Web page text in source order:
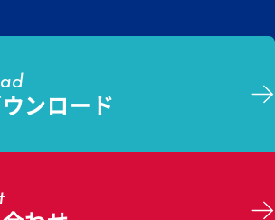
ンロード